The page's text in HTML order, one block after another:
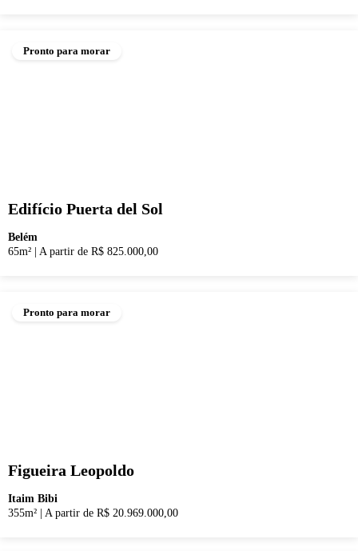
Pronto para morar
Edifício Puerta del Sol
Belém
65m²
A partir de R$ 825.000,00
Pronto para morar
Figueira Leopoldo
Itaim Bibi
355m²
A partir de R$ 20.969.000,00